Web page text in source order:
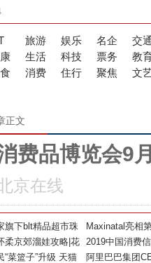
旅游 娱乐 名企
交
生活 科技 票务
教
消费 住行 聚焦 文
正文
费品博览会9
京在线
旗下blt精品超市珠
耀启幕
Maxinatal亮相
助力澳洲骆驼
国市场
柔京郊溜娃攻略|花
高山漂流、湿地公
2019中国消费
消费崛起 服务
“菜篮子”升级 天猫
阿里巴巴集团